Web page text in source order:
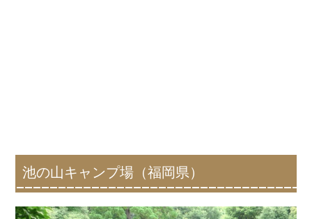
池の山キャンプ場（福岡県）